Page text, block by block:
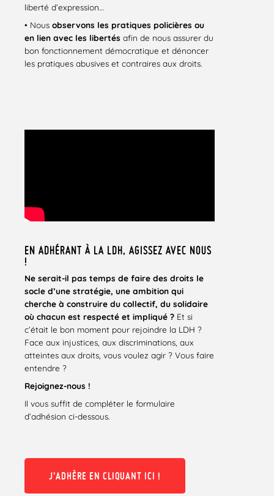
liberté d’expression…
• Nous observons les pratiques policières ou
en lien avec les libertés afin de nous assurer du
bon fonctionnement démocratique et dénoncer
les pratiques abusives et contraires aux droits.
EN ADHÉRANT À LA LDH, AGISSEZ AVEC NOUS
!
Ne serait-il pas temps de faire des droits le
socle d’une stratégie, une ambition qui
cherche à construire du collectif, du solidaire
où chacun est respecté et impliqué ? Et si
c’était le bon moment pour rejoindre la LDH ?
Face aux injustices, aux discriminations, aux
atteintes aux droits, vous voulez agir ? Vous faire
entendre ?
Rejoignez-nous !
Il vous suffit de compléter le formulaire
d’adhésion ci-dessous.
J'ADHÈRE EN CLIQUANT ICI !